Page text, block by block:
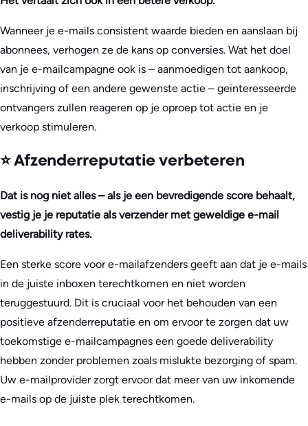
Wanneer je e-mails consistent waarde bieden en aanslaan bij
abonnees, verhogen ze de kans op conversies. Wat het doel
van je e-mailcampagne ook is – aanmoedigen tot aankoop,
inschrijving of een andere gewenste actie – geïnteresseerde
ontvangers zullen reageren op je oproep tot actie en je
verkoop stimuleren.
⭐ Afzenderreputatie verbeteren
Dat is nog niet alles – als je een bevredigende score behaalt,
vestig je je reputatie als verzender met geweldige e-mail
deliverability rates.
Een sterke score voor e-mailafzenders geeft aan dat je e-mails
in de juiste inboxen terechtkomen en niet worden
teruggestuurd. Dit is cruciaal voor het behouden van een
positieve afzenderreputatie en om ervoor te zorgen dat uw
toekomstige e-mailcampagnes een goede deliverability
hebben zonder problemen zoals mislukte bezorging of spam.
Uw e-mailprovider zorgt ervoor dat meer van uw inkomende
e-mails op de juiste plek terechtkomen.